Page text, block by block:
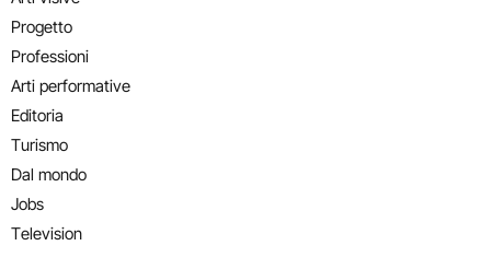
Progetto
Professioni
Arti performative
Editoria
Turismo
Dal mondo
Jobs
Television